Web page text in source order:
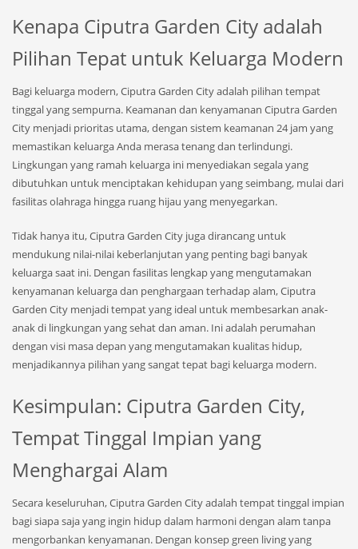
Kenapa Ciputra Garden City adalah
Pilihan Tepat untuk Keluarga Modern
Bagi keluarga modern, Ciputra Garden City adalah pilihan tempat
tinggal yang sempurna. Keamanan dan kenyamanan Ciputra Garden
City menjadi prioritas utama, dengan sistem keamanan 24 jam yang
memastikan keluarga Anda merasa tenang dan terlindungi.
Lingkungan yang ramah keluarga ini menyediakan segala yang
dibutuhkan untuk menciptakan kehidupan yang seimbang, mulai dari
fasilitas olahraga hingga ruang hijau yang menyegarkan.
Tidak hanya itu, Ciputra Garden City juga dirancang untuk
mendukung nilai-nilai keberlanjutan yang penting bagi banyak
keluarga saat ini. Dengan fasilitas lengkap yang mengutamakan
kenyamanan keluarga dan penghargaan terhadap alam, Ciputra
Garden City menjadi tempat yang ideal untuk membesarkan anak-
anak di lingkungan yang sehat dan aman. Ini adalah perumahan
dengan visi masa depan yang mengutamakan kualitas hidup,
menjadikannya pilihan yang sangat tepat bagi keluarga modern.
Kesimpulan: Ciputra Garden City,
Tempat Tinggal Impian yang
Menghargai Alam
Secara keseluruhan, Ciputra Garden City adalah tempat tinggal impian
bagi siapa saja yang ingin hidup dalam harmoni dengan alam tanpa
mengorbankan kenyamanan. Dengan konsep green living yang